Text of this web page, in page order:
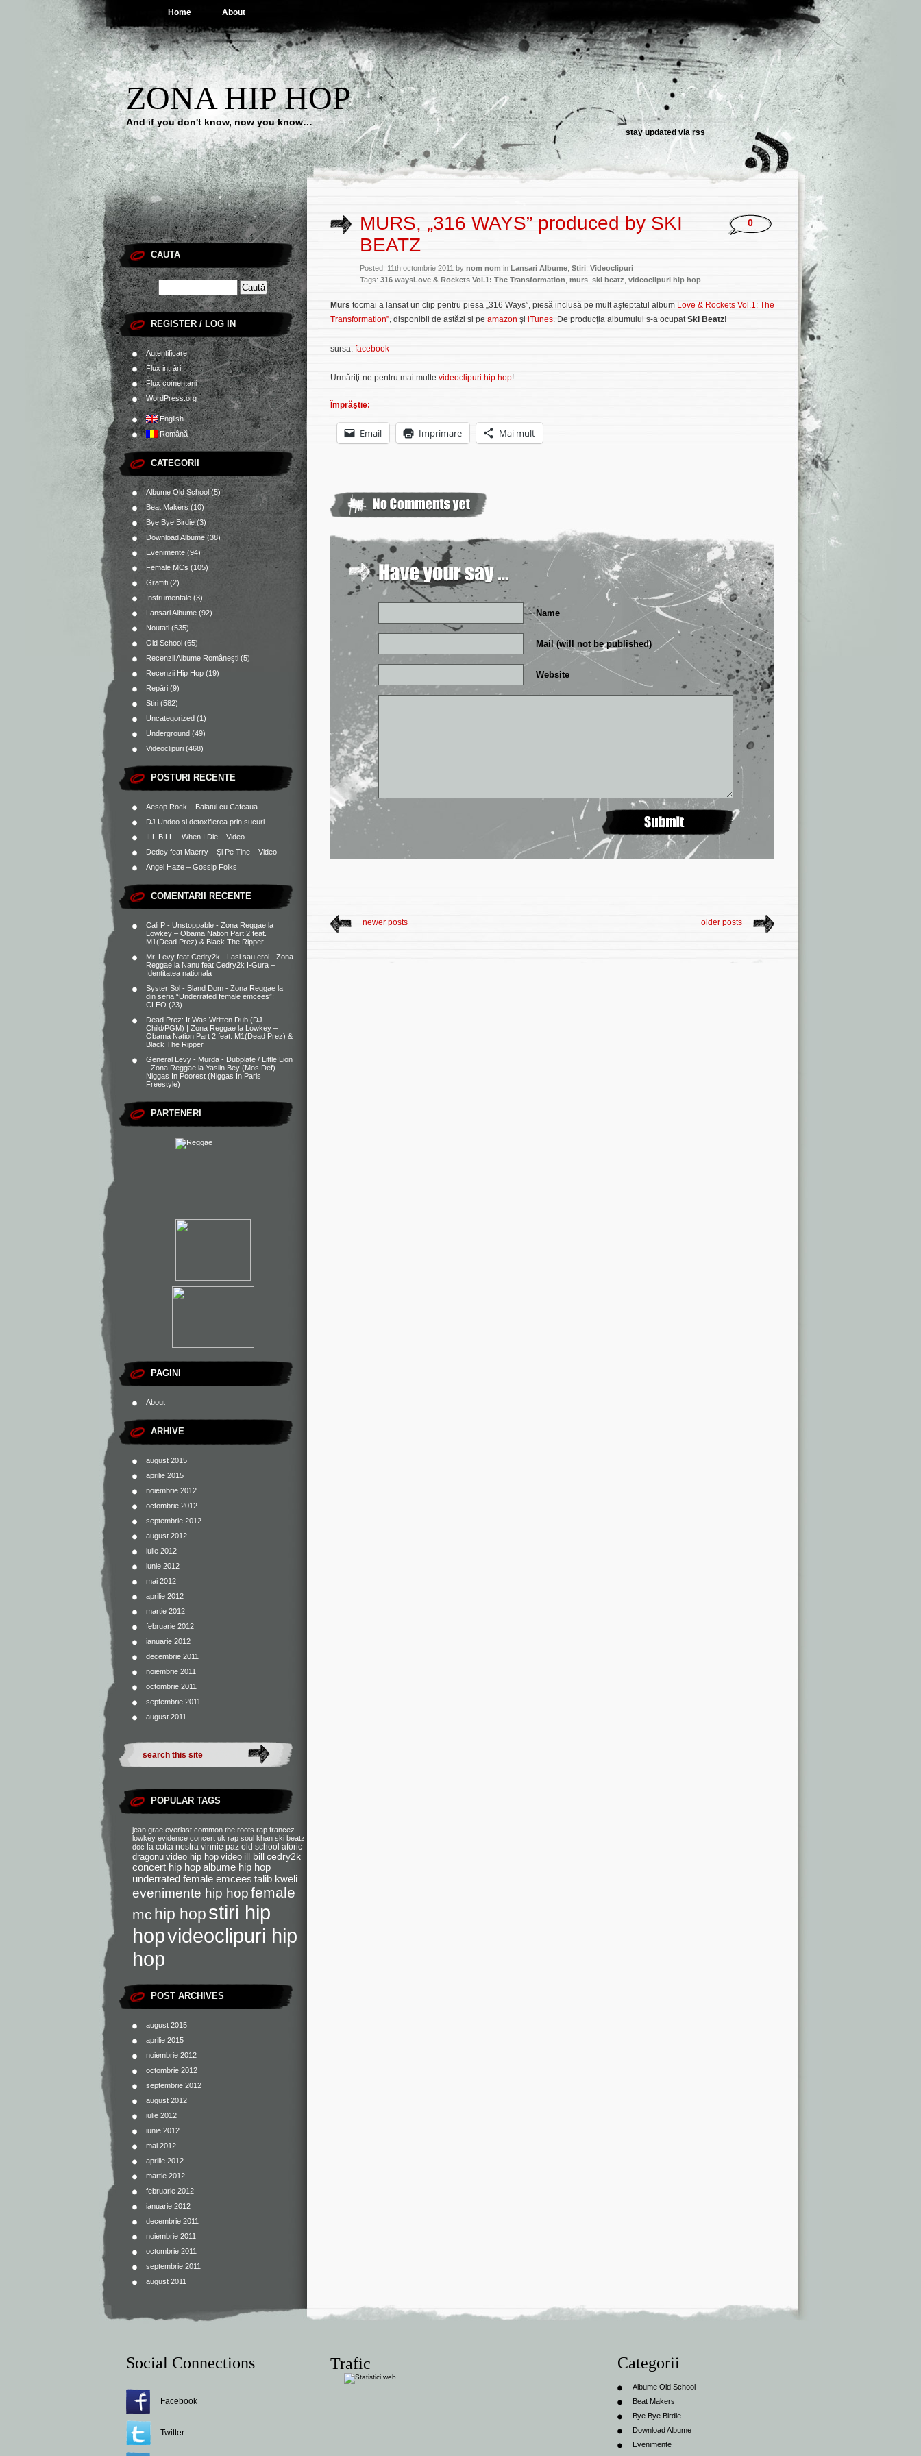
Home About
ZONA HIP HOP
And if you don't know, now you know…
stay updated viarss
CAUTA
REGISTER / LOG IN
Autentificare
Flux intrări
Flux comentarii
WordPress.org
English
Română
CATEGORII
Albume Old School(5)
Beat Makers(10)
Bye Bye Birdie(3)
Download Albume (38)
Evenimente (94)
Female MCs (105)
Graffiti (2)
Instrumentale (3)
Lansari Albume (92)
Noutati (535)
Old School (65)
Recenzii Albume Româneşti (5)
Recenzii Hip Hop (19)
Repări (9)
Stiri (582)
Uncategorized (1)
Underground (49)
Videoclipuri (468)
POSTURI RECENTE
Aesop Rock – Baiatul cu Cafeaua
DJ Undoo si detoxifierea prin sucuri
ILL BILL – When I Die – Video
Dedey feat Maerry – Şi Pe Tine – Video
Angel Haze – Gossip Folks
COMENTARII RECENTE
Cali P - Unstoppable - Zona Reggae la
Lowkey – Obama Nation Part 2 feat.
M1(Dead Prez) & Black The Ripper
Mr. Levy feat Cedry2k - Lasi sau eroi - Zona
Reggae la Nanu feat Cedry2k I-Gura –
Identitatea nationala
Syster Sol - Bland Dom - Zona Reggae la
din seria “Underrated female emcees”:
CLEO (23)
Dead Prez: It Was Written Dub (DJ
Child/PGM) | Zona Reggae la Lowkey –
Obama Nation Part 2 feat. M1(Dead Prez) &
Black The Ripper
General Levy - Murda - Dubplate / Little Lion
- Zona Reggae la Yasiin Bey (Mos Def) –
Niggas In Poorest (Niggas In Paris
Freestyle)
PARTENERI
PAGINI
About
ARHIVE
august 2015
aprilie 2015
noiembrie 2012
octombrie 2012
septembrie 2012
august 2012
iulie 2012
iunie 2012
mai 2012
aprilie 2012
martie 2012
februarie 2012
ianuarie 2012
decembrie 2011
noiembrie 2011
octombrie 2011
septembrie 2011
august 2011
POPULAR TAGS
jean grae everlast common the roots rap francez
lowkey evidence concert uk rap soul khan ski beatz
doc la coka nostra vinnie paz old school aforic
dragonu video hip hop video ill bill cedry2k
concert hip hopalbume hip hop
underrated female emcees talib kweli
evenimente hip hopfemale
mc hip hopstiri hip
hopvideoclipuri hip
hop
POST ARCHIVES
august 2015
aprilie 2015
noiembrie 2012
octombrie 2012
septembrie 2012
august 2012
iulie 2012
iunie 2012
mai 2012
aprilie 2012
martie 2012
februarie 2012
ianuarie 2012
decembrie 2011
noiembrie 2011
octombrie 2011
septembrie 2011
august 2011
MURS, „316 WAYS” produced by SKI
BEATZ
Posted: 11th octombrie 2011 by nom nom in Lansari Albume Stiri Videoclipuri
Tags: 316 waysLove & Rockets Vol.1: The Transformation murs ski beatz videoclipuri hip hop
0
Murs tocmai a lansat un clip pentru piesa „316 Ways”, piesă inclusă pe mult aşteptatul album Love & Rockets Vol.1: The
Transformation”, disponibil de astăzi si pe amazon şi iTunes. De producţia albumului s-a ocupatSki Beatz!
sursa: facebook
Urmăriţi-ne pentru mai multe videoclipuri hip hop!
Împrăştie:
Email Imprimare Mai mult
Name
Mail (will not be published)
Website
newer posts older posts
Social Connections
Facebook
Twitter
Trafic Categorii
Albume Old School
Beat Makers
Bye Bye Birdie
Download Albume
Evenimente